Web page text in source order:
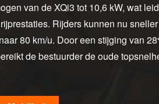
van de XQi3 tot 10,6 kW, wat
Rijders kunnen nu
80 km/u. Door een stijging van
de bestuurder de oude